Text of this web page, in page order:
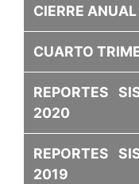
CIERRE
CUARTO
REPORTES
2020
REPORTES
2019